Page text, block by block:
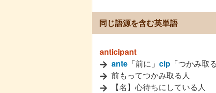
同じ語源を含む英単語
anticipant
ante 「前に」 cip 「つかみ取
前もってつかみ取る人
【名】心待ちにしている人